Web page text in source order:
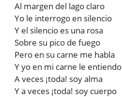
Al margen del lago claro
Yo le interrogo en silencio
Y el silencio es una rosa
Sobre su pico de fuego
Pero en su carne me habla
Y yo en mi carne le entiendo
A veces ¡toda! soy alma
Y a veces ¡toda! soy cuerpo